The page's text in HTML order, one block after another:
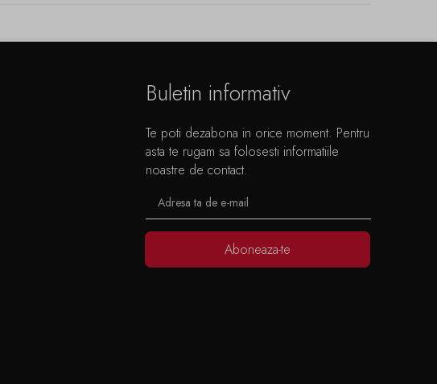
Buletin informativ
Te poti dezabona in orice moment. Pentru
asta te rugam sa folosesti informatiile
noastre de contact.
Aboneaza-te